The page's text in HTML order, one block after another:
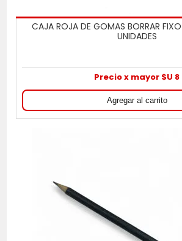
CAJA ROJA DE GOMAS BORRAR
UNIDADES
Precio x mayor $U 8